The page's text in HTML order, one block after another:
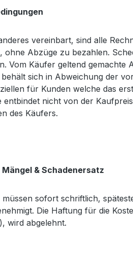
vereinbart, sind alle
ohne Abzüge zu bezahlen.
Vom Käufer geltend
behält sich in Abweichung der
für Kunden welche das
entbindet nicht von der
des Käufers.
& Schadenersatz
müssen sofort schriftlich,
Die Haftung für die
wird abgelehnt.